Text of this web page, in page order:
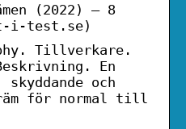
(2022) – 8
i-test.se)
Tillverkare.
En
och
för normal till